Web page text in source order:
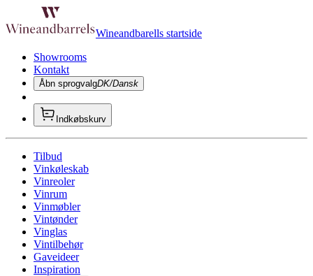
Wineandbarells startside
Showrooms
Kontakt
Åbn sprogvalgDK/Dansk
Indkøbskurv
Tilbud
Vinkøleskab
Vinreoler
Vinrum
Vinmøbler
Vintønder
Vinglas
Vintilbehør
Gaveideer
Inspiration